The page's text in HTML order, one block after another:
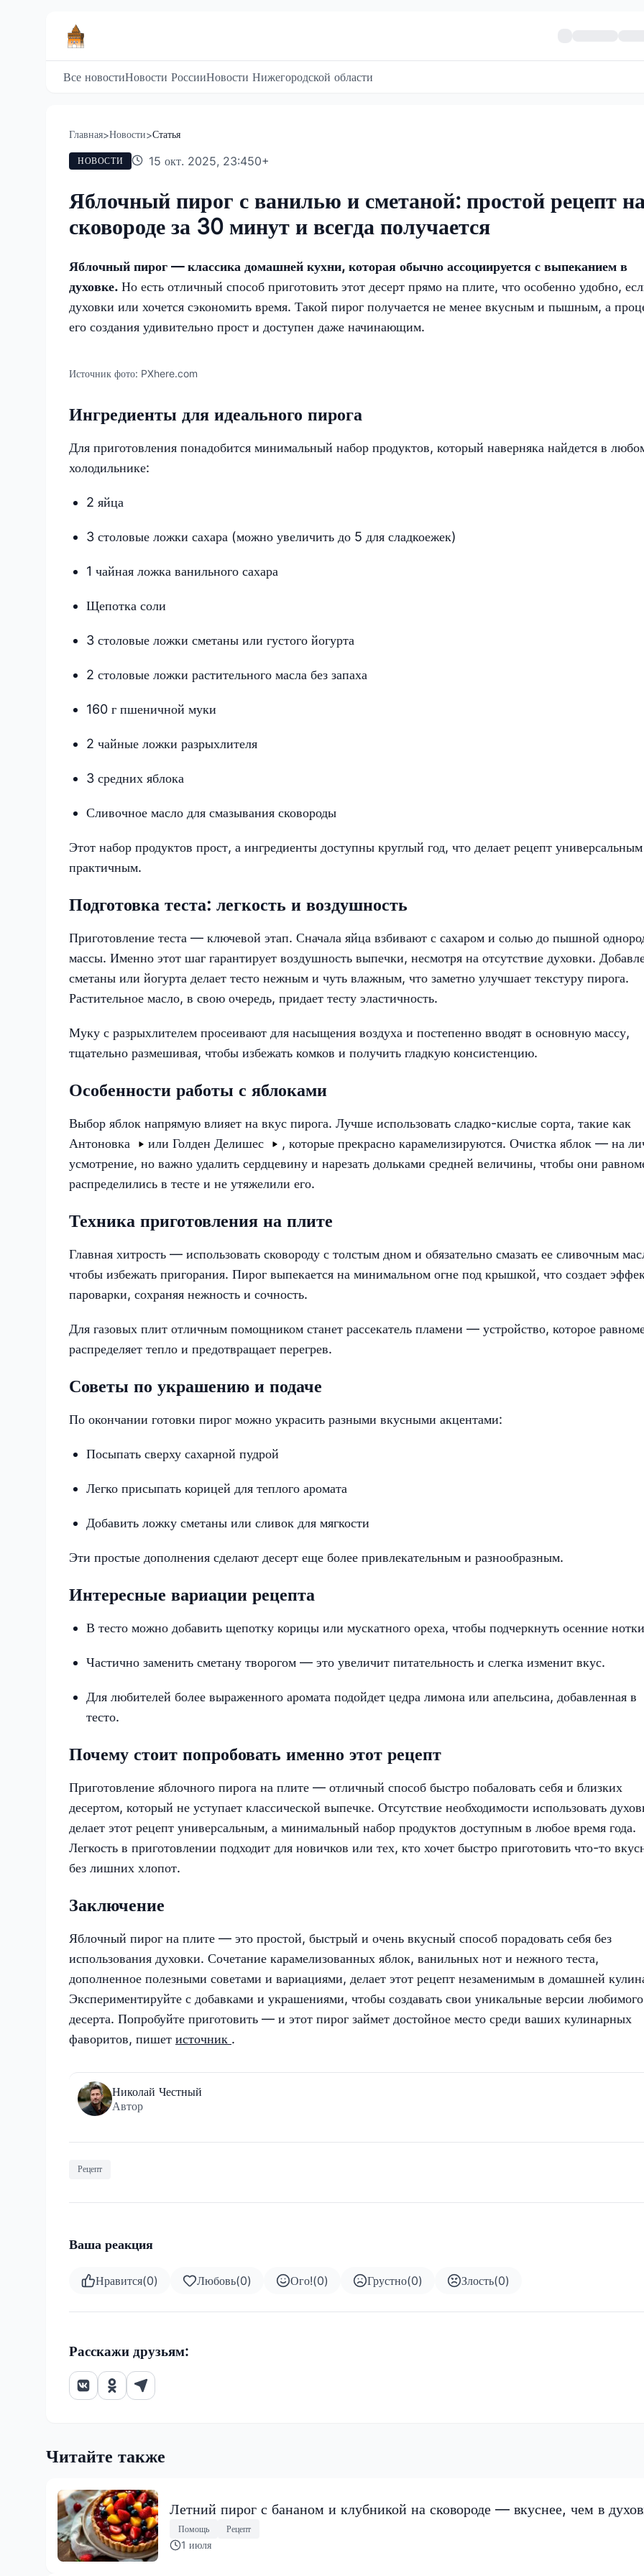
Все новостиНовости РоссииНовости Нижегородской области
Главная>Новости>Статья
НОВОСТИ 15 окт. 2025, 23:450+
Яблочный пирог с ванилью и сметаной: простой рецепт
сковороде за 30 минут и всегда получается
Яблочный пирог — классика домашней кухни, которая обычно ассоциируется с выпеканием в
духовке. Но есть отличный способ приготовить этот десерт прямо на плите, что особенно удобно,
духовки или хочется сэкономить время. Такой пирог получается не менее вкусным и пышным, а
его создания удивительно прост и доступен даже начинающим.
Источник фото: PXhere.com
Ингредиенты для идеального пирога
Для приготовления понадобится минимальный набор продуктов, который наверняка найдется в
холодильнике:
2 яйца
3 столовые ложки сахара (можно увеличить до 5 для сладкоежек)
1 чайная ложка ванильного сахара
Щепотка соли
3 столовые ложки сметаны или густого йогурта
2 столовые ложки растительного масла без запаха
160 г пшеничной муки
2 чайные ложки разрыхлителя
3 средних яблока
Сливочное масло для смазывания сковороды
Этот набор продуктов прост, а ингредиенты доступны круглый год, что делает рецепт
практичным.
Подготовка теста: легкость и воздушность
Приготовление теста — ключевой этап. Сначала яйца взбивают с сахаром и солью до пышной
массы. Именно этот шаг гарантирует воздушность выпечки, несмотря на отсутствие духовки.
сметаны или йогурта делает тесто нежным и чуть влажным, что заметно улучшает текстуру пирога.
Растительное масло, в свою очередь, придает тесту эластичность.
Муку с разрыхлителем просеивают для насыщения воздуха и постепенно вводят в основную массу,
тщательно размешивая, чтобы избежать комков и получить гладкую консистенцию.
Особенности работы с яблоками
Выбор яблок напрямую влияет на вкус пирога. Лучше использовать сладко-кислые сорта, такие как
Антоновка
или Голден Делишес
, которые прекрасно карамелизируются. Очистка яблок — на
усмотрение, но важно удалить сердцевину и нарезать дольками средней величины, чтобы они
распределились в тесте и не утяжелили его.
Техника приготовления на плите
Главная хитрость — использовать сковороду с толстым дном и обязательно смазать ее сливочным
чтобы избежать пригорания. Пирог выпекается на минимальном огне под крышкой, что создает
пароварки, сохраняя нежность и сочность.
Для газовых плит отличным помощником станет рассекатель пламени — устройство, которое
распределяет тепло и предотвращает перегрев.
Советы по украшению и подаче
По окончании готовки пирог можно украсить разными вкусными акцентами:
Посыпать сверху сахарной пудрой
Легко присыпать корицей для теплого аромата
Добавить ложку сметаны или сливок для мягкости
Эти простые дополнения сделают десерт еще более привлекательным и разнообразным.
Интересные вариации рецепта
В тесто можно добавить щепотку корицы или мускатного ореха, чтобы подчеркнуть осенние
Частично заменить сметану творогом — это увеличит питательность и слегка изменит вкус.
Для любителей более выраженного аромата подойдет цедра лимона или апельсина, добавленная в
тесто.
Почему стоит попробовать именно этот рецепт
Приготовление яблочного пирога на плите — отличный способ быстро побаловать себя и близких
десертом, который не уступает классической выпечке. Отсутствие необходимости использовать
делает этот рецепт универсальным, а минимальный набор продуктов доступным в любое время года.
Легкость в приготовлении подходит для новичков или тех, кто хочет быстро приготовить что-то
без лишних хлопот.
Заключение
Яблочный пирог на плите — это простой, быстрый и очень вкусный способ порадовать себя без
использования духовки. Сочетание карамелизованных яблок, ванильных нот и нежного теста,
дополненное полезными советами и вариациями, делает этот рецепт незаменимым в домашней
Экспериментируйте с добавками и украшениями, чтобы создавать свои уникальные версии любимого
десерта. Попробуйте приготовить — и этот пирог займет достойное место среди ваших кулинарных
фаворитов, пишет источник .
Николай Честный
Автор
Рецепт
Ваша реакция
Нравится(0) Любовь(0) Ого!(0) Грустно(0) Злость(0)
Расскажи друзьям:
Читайте также
Летний пирог с бананом и клубникой на сковороде — вкуснее, чем в
Помощь Рецепт
1 июля